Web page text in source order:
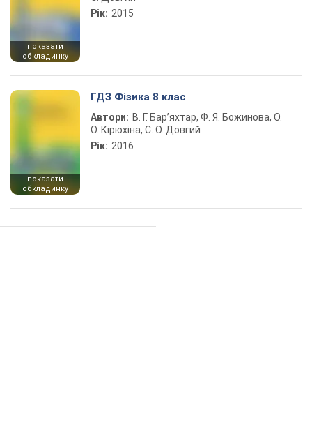
показати
обкладинку
Рік: 2015
показати
обкладинку
ГДЗ Фізика 8 клас
Автори: В. Г. Бар’яхтар, Ф. Я. Божинова, О.
О. Кірюхіна, С. О. Довгий
Рік: 2016